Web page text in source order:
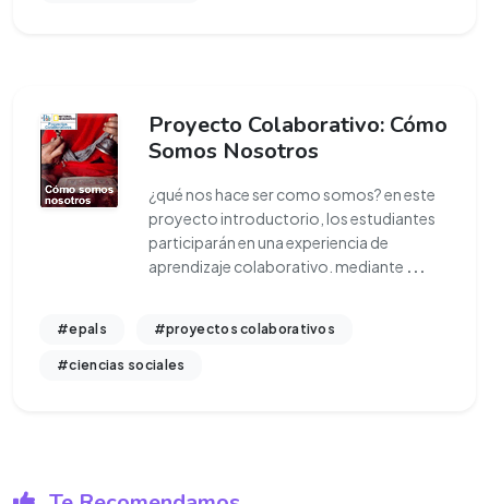
Proyecto Colaborativo: Cómo
Somos Nosotros
¿qué nos hace ser como somos? en este
proyecto introductorio, los estudiantes
participarán en una experiencia de
aprendizaje colaborativo. mediante ...
#epals #proyectos colaborativos
#ciencias sociales